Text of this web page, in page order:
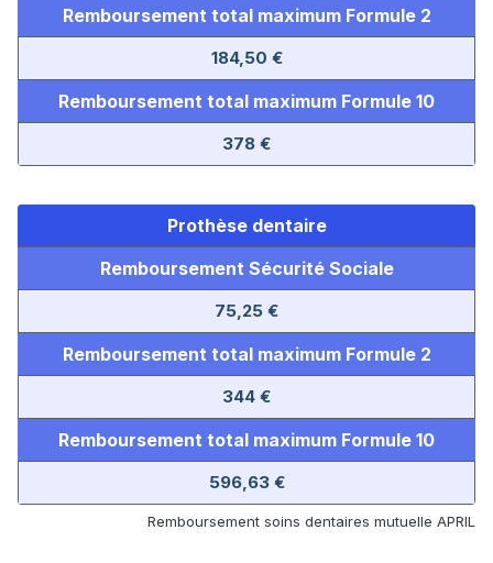
Remboursement total maximum Formule 2
184,50 €
Remboursement total maximum Formule 10
378 €
Prothèse dentaire
Remboursement Sécurité Sociale
75,25 €
Remboursement total maximum Formule 2
344 €
Remboursement total maximum Formule 10
596,63 €
Remboursement soins dentaires mutuelle APRIL